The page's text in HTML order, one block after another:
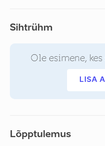
Sihtrühm
Ole esimene,
LISA
Lõpptulemus